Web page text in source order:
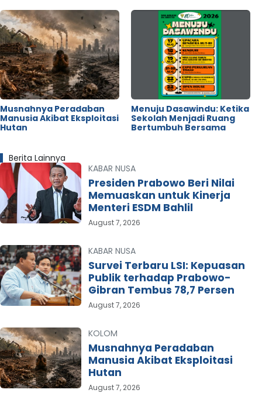
Musnahnya Peradaban
Manusia Akibat Eksploitasi
Hutan
Menuju Dasawindu: Ketika
Sekolah Menjadi Ruang
Bertumbuh Bersama
Berita Lainnya
KABAR NUSA
Presiden Prabowo Beri Nilai
Memuaskan untuk Kinerja
Menteri ESDM Bahlil
August 7, 2026
KABAR NUSA
Survei Terbaru LSI: Kepuasan
Publik terhadap Prabowo-
Gibran Tembus 78,7 Persen
August 7, 2026
KOLOM
Musnahnya Peradaban
Manusia Akibat Eksploitasi
Hutan
August 7, 2026